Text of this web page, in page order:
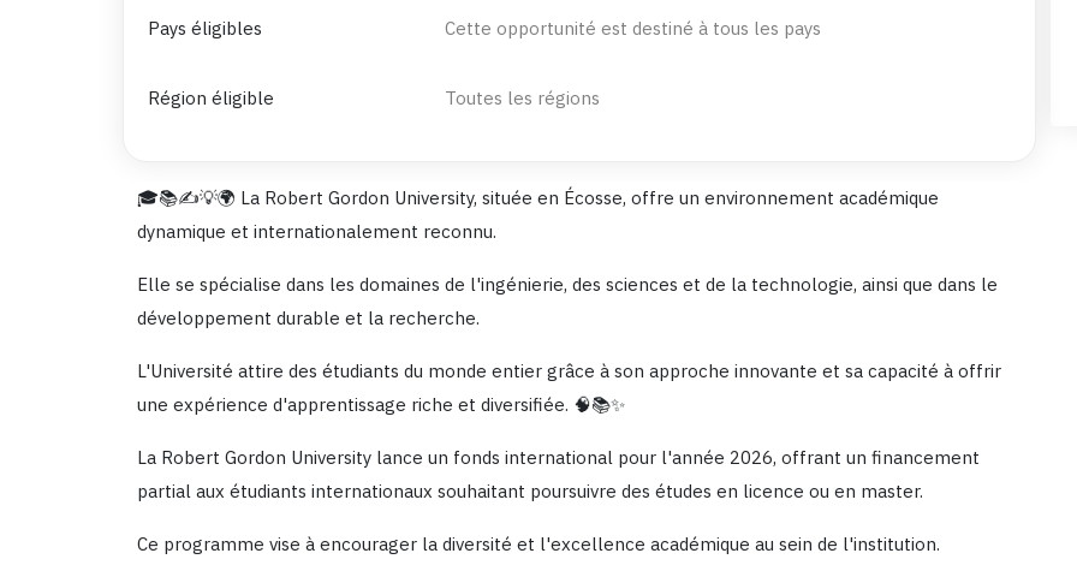
Pays éligibles Cette opportunité est destiné à tous les pays
Région éligible Toutes les régions
🎓📚✍️💡🌍 La Robert Gordon University, située en Écosse, offre un environnement académique
dynamique et internationalement reconnu.
Elle se spécialise dans les domaines de l'ingénierie, des sciences et de la technologie, ainsi que dans le
développement durable et la recherche.
L'Université attire des étudiants du monde entier grâce à son approche innovante et sa capacité à offrir
une expérience d'apprentissage riche et diversifiée. 🧠📚✨
La Robert Gordon University lance un fonds international pour l'année 2026, offrant un financement
partial aux étudiants internationaux souhaitant poursuivre des études en licence ou en master.
Ce programme vise à encourager la diversité et l'excellence académique au sein de l'institution.